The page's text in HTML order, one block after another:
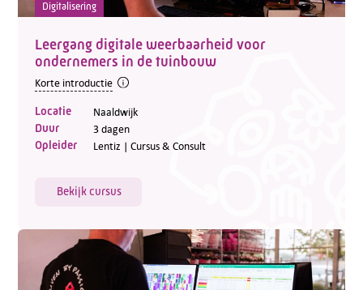
Digitalisering
Leergang digitale weerbaarheid voor
ondernemers in de tuinbouw
Korte introductie
Locatie Naaldwijk
Duur 3 dagen
Opleider Lentiz | Cursus & Consult
Bekijk cursus